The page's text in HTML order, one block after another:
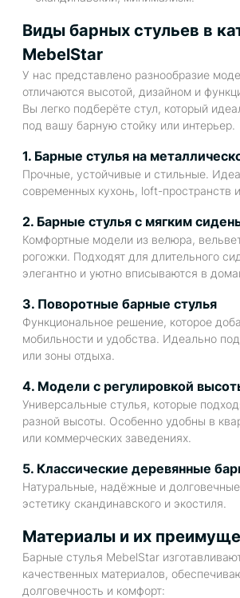
Виды барных стульев в
MebelStar
У нас представлено разнообразие
отличаются высотой, дизайном и
Вы легко подберёте стул, который
под вашу барную стойку или интерьер.
1. Барные стулья на
Прочные, устойчивые и стильные.
современных кухонь, loft-пространств
2. Барные стулья с мягким
Комфортные модели из велюра,
рогожки. Подходят для длительного
элегантно и уютно вписываются в
3. Поворотные барные стулья
Функциональное решение, которое
мобильности и удобства. Идеально
или зоны отдыха.
4. Модели с регулировкой
Универсальные стулья, которые
разной высоты. Особенно удобны в
или коммерческих заведениях.
5. Классические деревянные
Натуральные, надёжные и
эстетику скандинавского и экостиля.
Материалы и их
Барные стулья MebelStar
качественных материалов,
долговечность и комфорт: